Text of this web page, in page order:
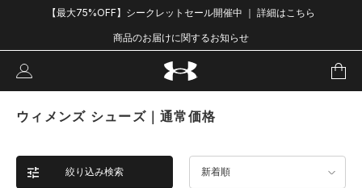
【最大75%OFF】シークレットセール開催中 ｜ 詳細はこちら
商品のお届けに関するお知らせ
ウィメンズ シューズ｜通常価格
絞り込み検索 新着順